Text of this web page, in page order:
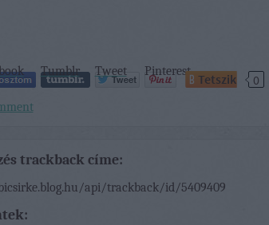
Tumblr Tweet Pinterest Tetszik 0
trackback címe:
api/trackback/id/5409409